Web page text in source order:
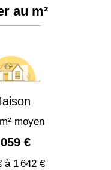
au m²
moyen
€
à 1 642 €